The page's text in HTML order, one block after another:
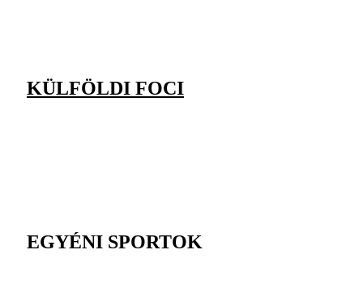
KÜLFÖLDI FOCI
EGYÉNI SPORTOK